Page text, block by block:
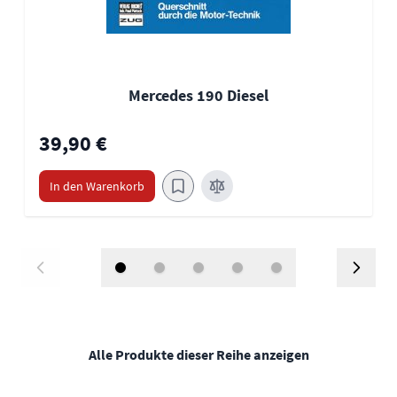
Mercedes 190 Diesel
39,90 €
In den Warenkorb
Alle Produkte dieser Reihe anzeigen